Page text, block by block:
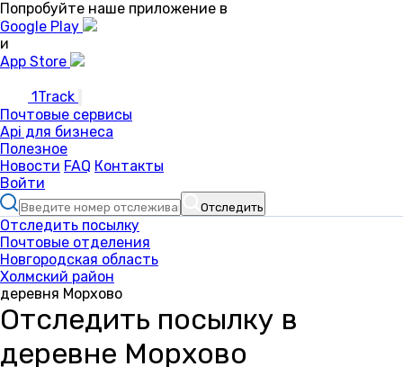
Попробуйте наше приложение в
Google Play
и
App Store
1Track
Почтовые сервисы
Api для бизнеса
Полезное
Новости FAQ Контакты
Войти
Отследить
Отследить посылку
Почтовые отделения
Новгородская область
Холмский район
деревня Морхово
Отследить посылку в
деревне Морхово